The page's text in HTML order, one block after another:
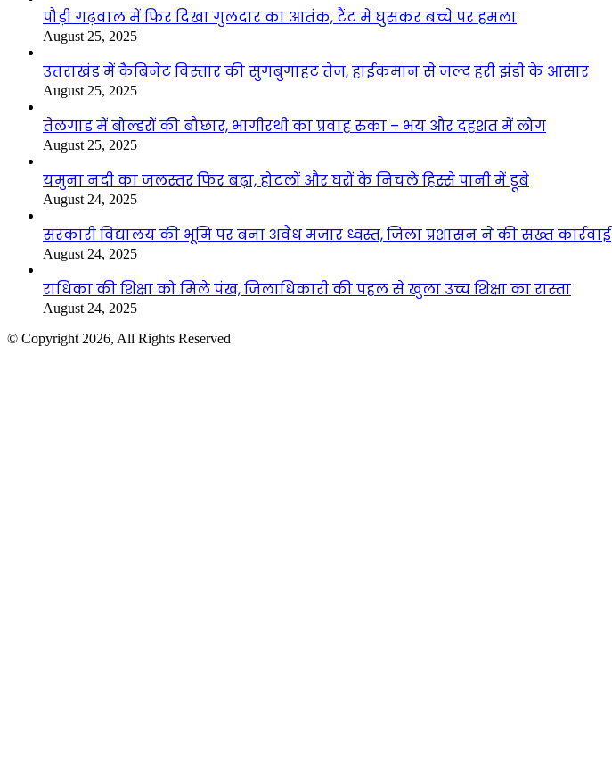
पौड़ी गढ़वाल में फिर दिखा गुलदार का आतंक, टैंट में घुसकर बच्चे पर हमला
August 25, 2025
उत्तराखंड में कैबिनेट विस्तार की सुगबुगाहट तेज, हाईकमान से जल्द हरी झंडी के आसार
August 25, 2025
तेलगाड में बोल्डरों की बौछार, भागीरथी का प्रवाह रुका – भय और दहशत में लोग
August 25, 2025
यमुना नदी का जलस्तर फिर बढ़ा, होटलों और घरों के निचले हिस्से पानी में डूबे
August 24, 2025
सरकारी विद्यालय की भूमि पर बना अवैध मजार ध्वस्त, जिला प्रशासन ने की सख्त कार्रवाई
August 24, 2025
राधिका की शिक्षा को मिले पंख, जिलाधिकारी की पहल से खुला उच्च शिक्षा का रास्ता
August 24, 2025
© Copyright 2026, All Rights Reserved